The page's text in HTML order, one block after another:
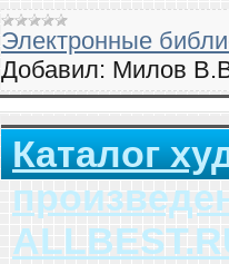
Электронные
Добавил: Милов
Каталог